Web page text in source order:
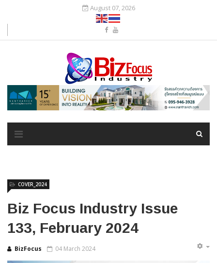
August 07, 2026
Biz Focus Industry Issue
133, February 2024
BizFocus
COVER_2024
04 March 2024